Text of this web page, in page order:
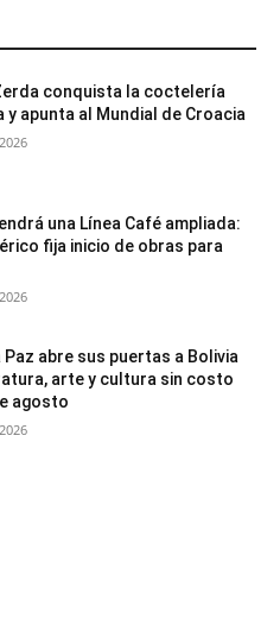
conquista la coctelería
y apunta al Mundial de Croacia
una Línea Café ampliada:
fija inicio de obras para
Paz abre sus puertas a Bolivia
arte y cultura sin costo
agosto